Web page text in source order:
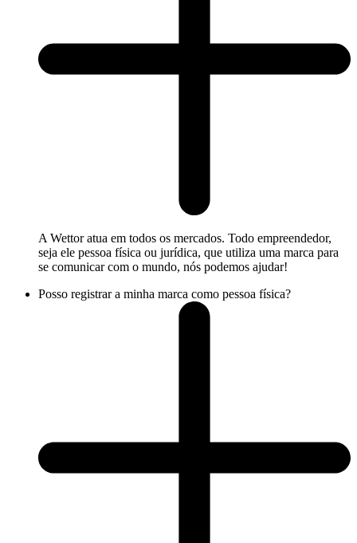
A Wettor atua em todos os mercados. Todo empreendedor,
seja ele pessoa física ou jurídica, que utiliza uma marca para
se comunicar com o mundo, nós podemos ajudar!
Posso registrar a minha marca como pessoa física?